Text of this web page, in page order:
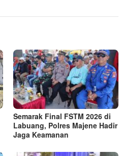
Semarak Final FSTM 2026 di
Labuang, Polres Majene Hadir
Jaga Keamanan